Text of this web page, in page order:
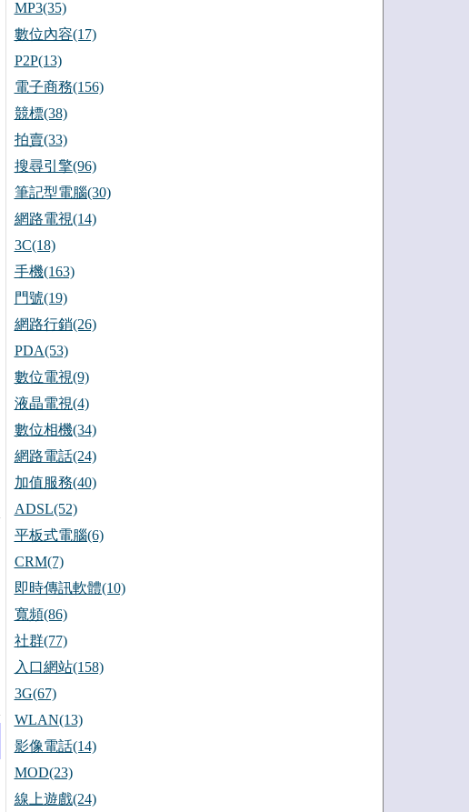
MP3(35)
數位內容(17)
P2P(13)
電子商務(156)
競標(38)
拍賣(33)
搜尋引擎(96)
筆記型電腦(30)
網路電視(14)
3C(18)
手機(163)
門號(19)
網路行銷(26)
PDA(53)
數位電視(9)
液晶電視(4)
數位相機(34)
網路電話(24)
加值服務(40)
ADSL(52)
平板式電腦(6)
CRM(7)
即時傳訊軟體(10)
寬頻(86)
社群(77)
入口網站(158)
3G(67)
WLAN(13)
影像電話(14)
MOD(23)
線上遊戲(24)